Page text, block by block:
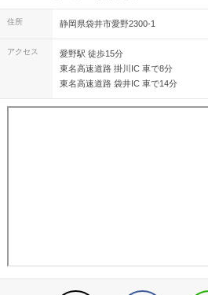
住所 静岡県袋井市愛野2300-1
アクセス
愛野駅 徒歩15分
東名高速道路 掛川IC 車で8分
東名高速道路 袋井IC 車で14分